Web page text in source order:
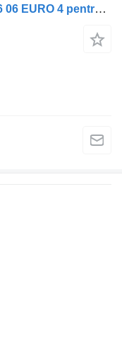
Motor Scania CASCO/ CORE DC16 06 EURO 4 pentru camion Scania R500 accidentate